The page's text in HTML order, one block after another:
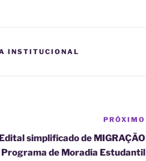
INSTITUCIONAL
PRÓXIMO
Edital simplificado de MIGRAÇÃO
Programa de Moradia Estudantil